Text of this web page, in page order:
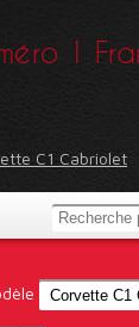
1
C1 Cabriolet